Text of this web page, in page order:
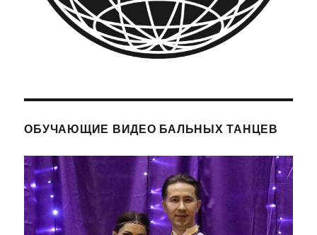
ОБУЧАЮЩИЕ ВИДЕО БАЛЬНЫХ ТАНЦЕВ